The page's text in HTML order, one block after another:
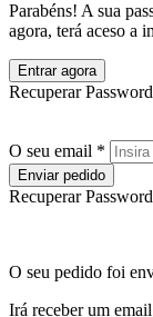
Parabéns! A sua
agora, terá aceso a
Entrar agora
Recuperar Password
O seu email *
Enviar pedido
Recuperar Password
O seu pedido foi
Irá receber um